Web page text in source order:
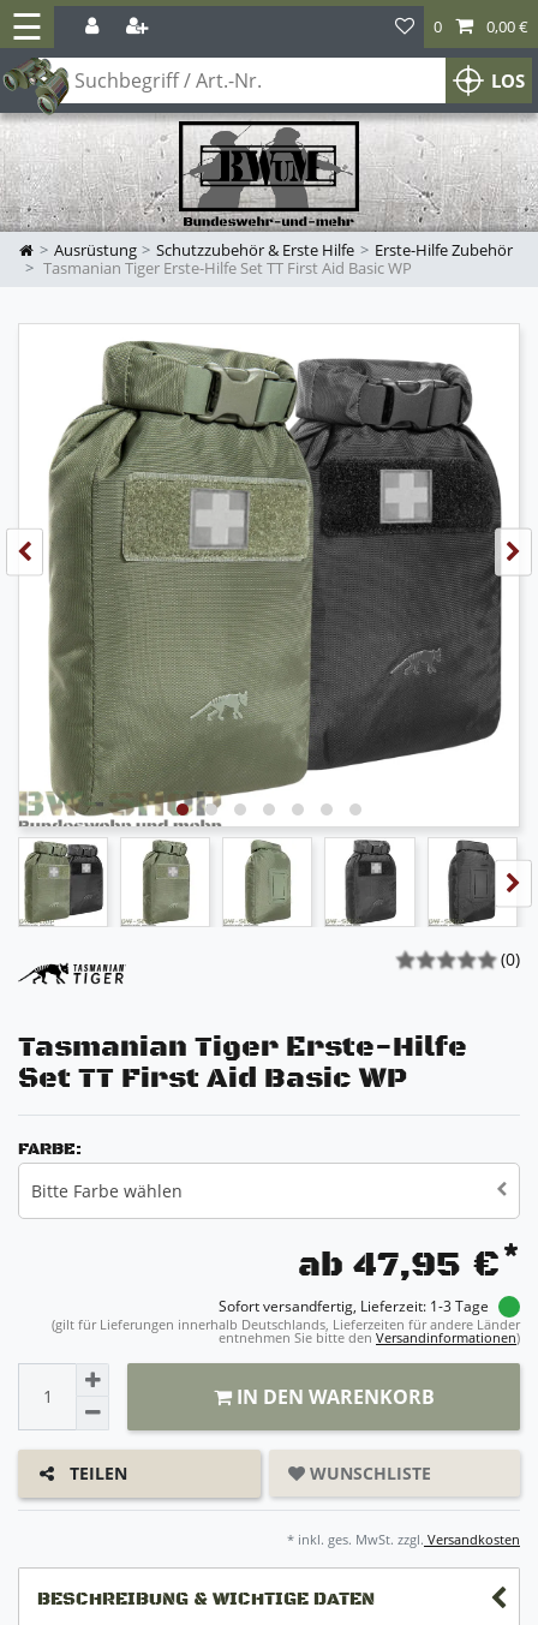
☰
LOS
0 0,00 €
Ausrüstung Schutzzubehör & Erste Hilfe
Erste-Hilfe Zubehör
Tasmanian Tiger Erste-Hilfe Set TT First Aid Basic WP
(0)
Tasmanian Tiger Erste-Hilfe
Set TT First Aid Basic WP
FARBE:
Bitte Farbe wählen
ab 47,95 €*
Sofort versandfertig, Lieferzeit: 1-3 Tage
(gilt für Lieferungen innerhalb Deutschlands, Lieferzeiten für andere Länder
entnehmen Sie bitte den Versandinformationen)
IN DEN WARENKORB
TEILEN WUNSCHLISTE
* inkl. ges. MwSt. zzgl. Versandkosten
BESCHREIBUNG & WICHTIGE DATEN